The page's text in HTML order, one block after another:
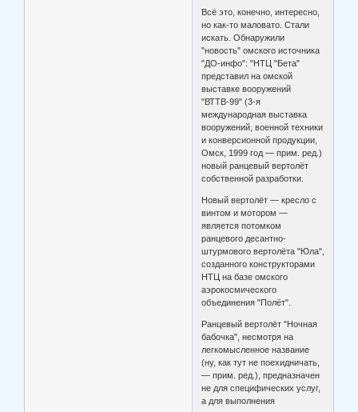
Всё это, конечно, интересно,
но как-то маловато. Стали
искать. Обнаружили
"новость" омского источника
"ДО-инфо": "НТЦ "Бета"
представил на омской
выставке вооружений
"ВТТВ-99" (3-я
международная выставка
вооружений, военной техники
и конверсионной продукции,
Омск, 1999 год — прим. ред.)
новый ранцевый вертолёт
собственной разработки.
Новый вертолёт — кресло с
винтом и мотором —
является потомком
ранцевого десантно-
штурмового вертолёта "Юла",
созданного конструкторами
НТЦ на базе омского
аэрокосмического
объединения "Полёт".
Ранцевый вертолёт "Ночная
бабочка", несмотря на
легкомысленное название
(ну, как тут не поехидничать,
— прим. ред.), предназначен
не для специфических услуг,
а для выполнения